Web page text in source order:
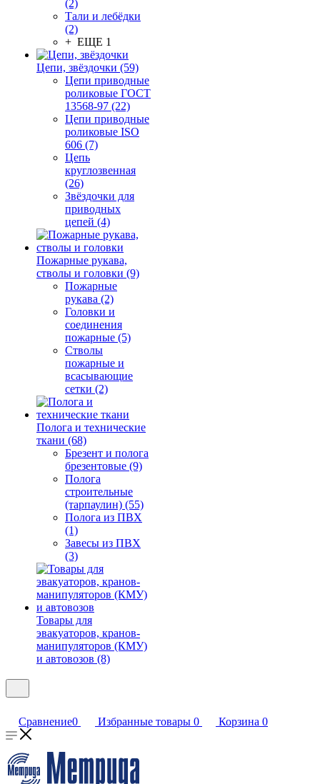
(2)
Тали и лебёдки
(2)
+ ЕЩЕ 1
Цепи, звёздочки (59)
Цепи приводные
роликовые ГОСТ
13568-97 (22)
Цепи приводные
роликовые ISO
606 (7)
Цепь
круглозвенная
(26)
Звёздочки для
приводных
цепей (4)
Пожарные рукава,
стволы и головки (9)
Пожарные
рукава (2)
Головки и
соединения
пожарные (5)
Стволы
пожарные и
всасывающие
сетки (2)
Полога и технические
ткани (68)
Брезент и полога
брезентовые (9)
Полога
строительные
(тарпаулин) (55)
Полога из ПВХ
(1)
Завесы из ПВХ
(3)
Товары для
эвакуаторов, кранов-
манипуляторов (КМУ)
и автовозов (8)
Сравнение0 Избранные товары 0 Корзина 0